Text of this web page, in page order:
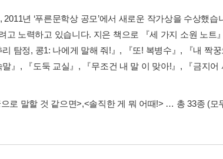
년 ‘푸른문학상 공모’에서 새로운 작가상을 수상했습
노력하고 있습니다. 지은 책으로 『세 가지 소원 노트
탐정, 콩1: 나에게 말해 줘!』, 『또! 복병수』, 『내 짝
』, 『도둑 교실』, 『무조건 내 말 이 맞아!』, 『금지어
로 말할 것 같으면>,<솔직한 게 뭐 어때!> … 총 33종 (모